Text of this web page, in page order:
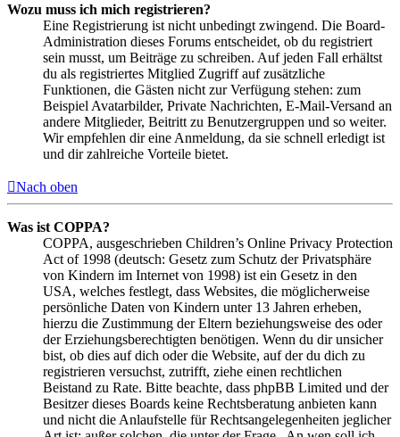
Wozu muss ich mich registrieren?
Eine Registrierung ist nicht unbedingt zwingend. Die Board-
Administration dieses Forums entscheidet, ob du registriert
sein musst, um Beiträge zu schreiben. Auf jeden Fall erhältst
du als registriertes Mitglied Zugriff auf zusätzliche
Funktionen, die Gästen nicht zur Verfügung stehen: zum
Beispiel Avatarbilder, Private Nachrichten, E-Mail-Versand an
andere Mitglieder, Beitritt zu Benutzergruppen und so weiter.
Wir empfehlen dir eine Anmeldung, da sie schnell erledigt ist
und dir zahlreiche Vorteile bietet.
Nach oben
Was ist COPPA?
COPPA, ausgeschrieben Children’s Online Privacy Protection
Act of 1998 (deutsch: Gesetz zum Schutz der Privatsphäre
von Kindern im Internet von 1998) ist ein Gesetz in den
USA, welches festlegt, dass Websites, die möglicherweise
persönliche Daten von Kindern unter 13 Jahren erheben,
hierzu die Zustimmung der Eltern beziehungsweise des oder
der Erziehungsberechtigten benötigen. Wenn du dir unsicher
bist, ob dies auf dich oder die Website, auf der du dich zu
registrieren versuchst, zutrifft, ziehe einen rechtlichen
Beistand zu Rate. Bitte beachte, dass phpBB Limited und der
Besitzer dieses Boards keine Rechtsberatung anbieten kann
und nicht die Anlaufstelle für Rechtsangelegenheiten jeglicher